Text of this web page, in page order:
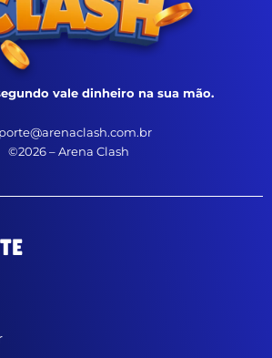
vale dinheiro na sua mão.
©2026 – Arena Clash